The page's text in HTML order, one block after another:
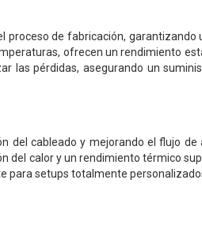
proceso de fabricación, garantizando
ofrecen un rendimiento
las pérdidas, asegurando un
del cableado y mejorando el flujo de
del calor y un rendimiento térmico
para setups totalmente